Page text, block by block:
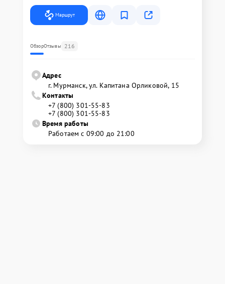
Маршрут
ОбзорОтзывы 216
Адрес
г. Мурманск, ул. Капитана Орликовой, 15
Контакты
+7 (800) 301-55-83
+7 (800) 301-55-83
Время работы
Работаем с 09:00 до 21:00